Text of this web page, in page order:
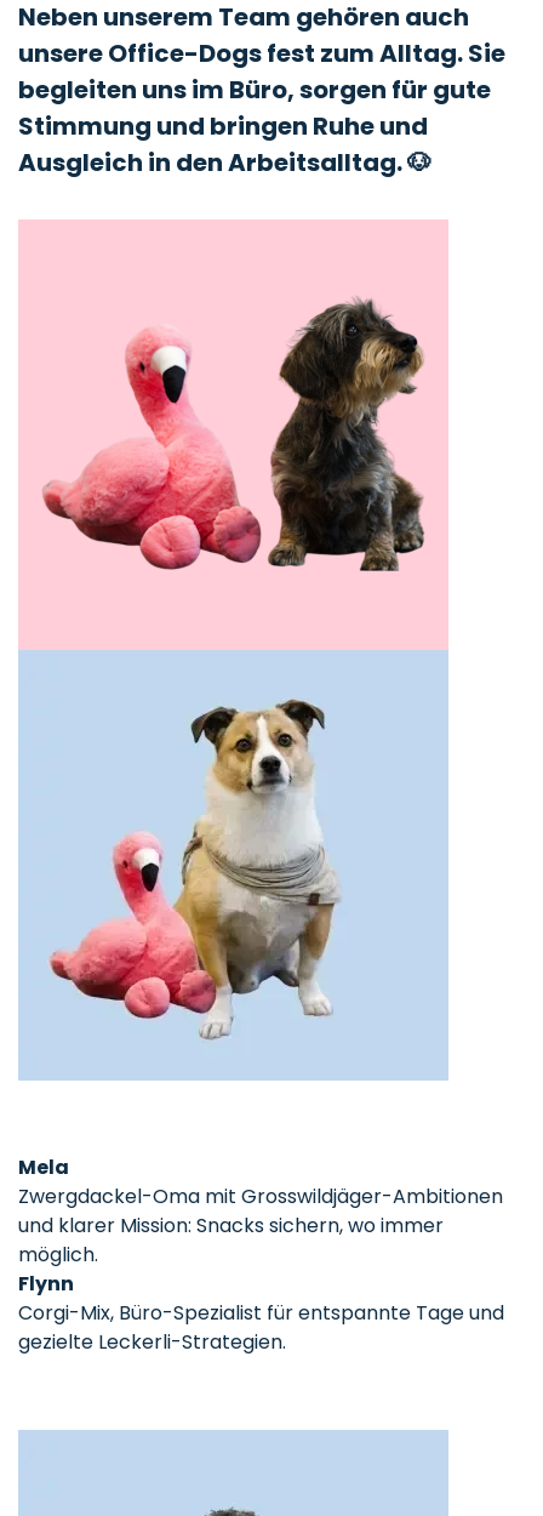
Neben unserem Team gehören auch
unsereOffice-Dogsfest zum Alltag. Sie
begleiten uns im Büro, sorgen für gute
Stimmung und bringen Ruhe und
Ausgleich in den Arbeitsalltag. 🐶
Mela
Zwergdackel-Oma mit Grosswildjäger-Ambitionen
und klarer Mission: Snacks sichern, wo immer
möglich.
Flynn
Corgi-Mix, Büro-Spezialist für entspannte Tage und
gezielte Leckerli-Strategien.